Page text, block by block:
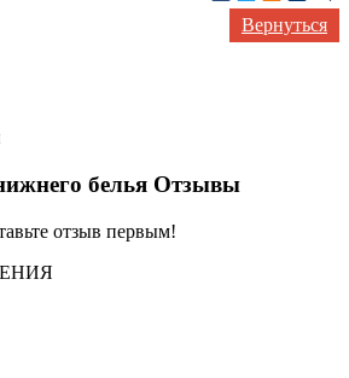
Вернуться
белья Отзывы
отзыв первым!